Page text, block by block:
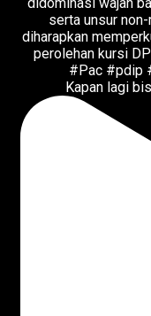
Kapan lagi